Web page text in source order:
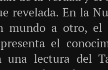
revelada. En la
mundo a otro, el
el
una lectura del